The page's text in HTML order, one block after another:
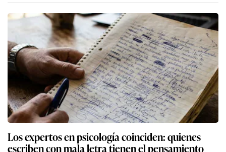
Los expertos en psicología coinciden: quienes
escriben con mala letra tienen el pensamiento